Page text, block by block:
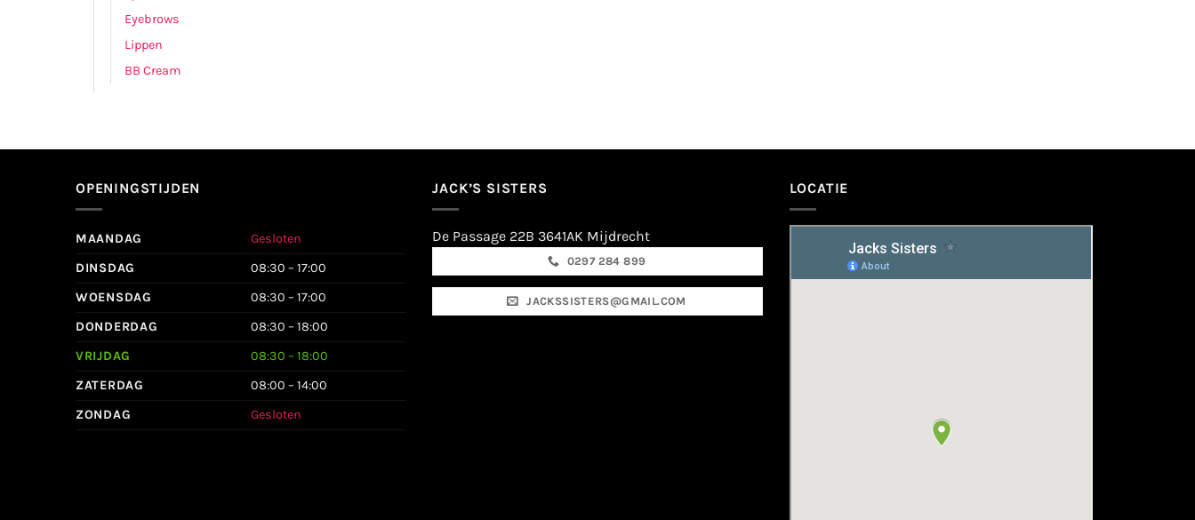
Eyebrows
Lippen
BB Cream
OPENINGSTIJDEN
MAANDAG
Gesloten
DINSDAG
08:30 – 17:00
WOENSDAG
08:30 – 17:00
DONDERDAG
08:30 – 18:00
VRIJDAG
08:30 – 18:00
ZATERDAG
08:00 – 14:00
ZONDAG
Gesloten
JACK’S SISTERS
De Passage 22B 3641AK Mijdrecht
0297 284 899
JACKSSISTERS@GMAIL.COM
LOCATIE